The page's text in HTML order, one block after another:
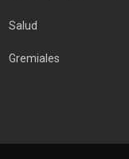
Salud
Gremiales